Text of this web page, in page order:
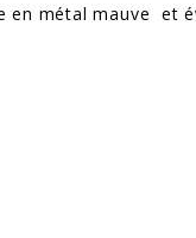
en métal mauve et